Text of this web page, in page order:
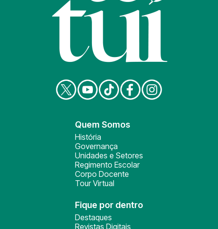
Quem Somos
História
Governança
Unidades e Setores
Regimento Escolar
Corpo Docente
Tour Virtual
Fique por dentro
Destaques
Revistas Digitais